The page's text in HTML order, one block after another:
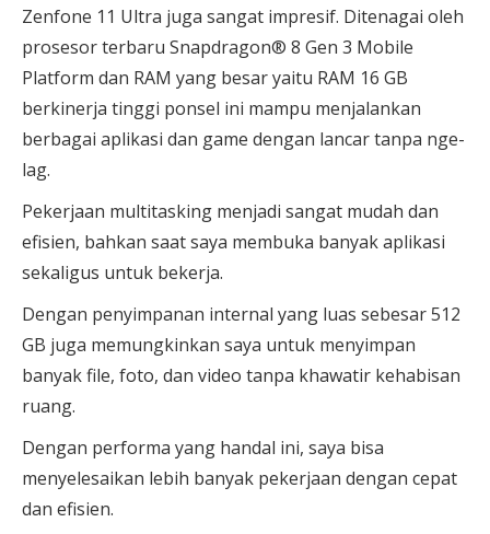
Zenfone 11 Ultra juga sangat impresif. Ditenagai oleh
prosesor terbaru Snapdragon® 8 Gen 3 Mobile
Platform dan RAM yang besar yaitu RAM 16 GB
berkinerja tinggi ponsel ini mampu menjalankan
berbagai aplikasi dan game dengan lancar tanpa nge-
lag.
Pekerjaan multitasking menjadi sangat mudah dan
efisien, bahkan saat saya membuka banyak aplikasi
sekaligus untuk bekerja.
Dengan penyimpanan internal yang luas sebesar512
GB juga memungkinkan saya untuk menyimpan
banyak file, foto, dan video tanpa khawatir kehabisan
ruang.
Dengan performa yang handal ini, saya bisa
menyelesaikan lebih banyak pekerjaan dengan cepat
dan efisien.